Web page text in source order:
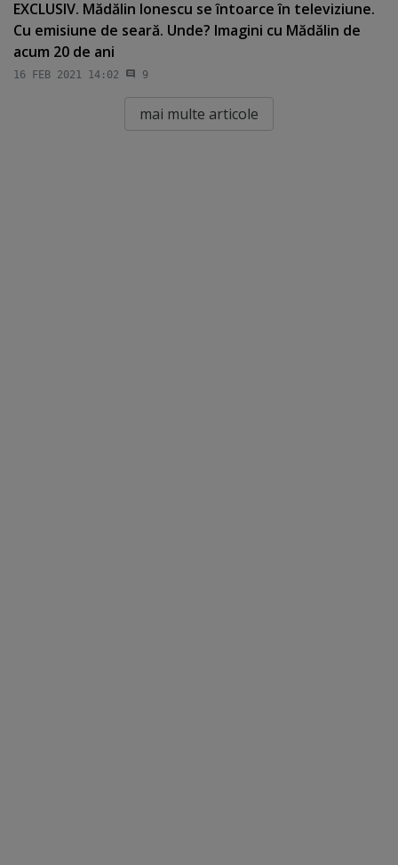
EXCLUSIV. Mădălin Ionescu se întoarce în televiziune.
Cu emisiune de seară. Unde? Imagini cu Mădălin de
acum 20 de ani
16 FEB 2021 14:02 9
mai multe articole